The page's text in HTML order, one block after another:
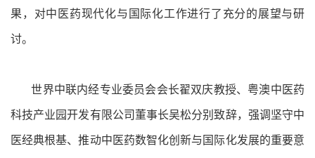
果，对中医药现代化与国际化工作进行了充分的展望与研
讨。
世界中联内经专业委员会会长翟双庆教授、粤澳中医药
科技产业园开发有限公司董事长吴松分别致辞，强调坚守中
医经典根基、推动中医药数智化创新与国际化发展的重要意